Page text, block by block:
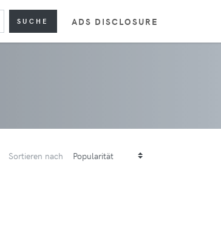
SUCHE ADS DISCLOSURE
Sortieren nach